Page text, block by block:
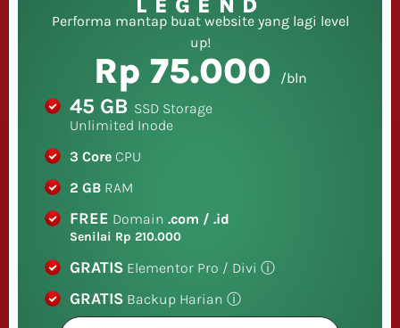
LEGEND
Performa mantap buat website yang lagi level
up!
Rp 75.000 /bln
45 GB SSD Storage
Unlimited Inode
3 Core CPU
2 GBRAM
FREE Domain .com / .id
Senilai Rp 210.000
GRATISElementor Pro / Divi ⓘ
GRATISBackup Harian ⓘ